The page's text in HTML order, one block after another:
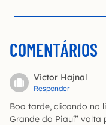
COMENTÁRIOS
Victor Hajnal
Responder
Boa tarde, clicando no
Grande do Piauí” volta